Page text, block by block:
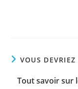
VOUS
Tout savoir sur